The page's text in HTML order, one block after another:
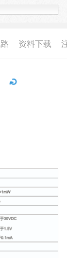
资料下载